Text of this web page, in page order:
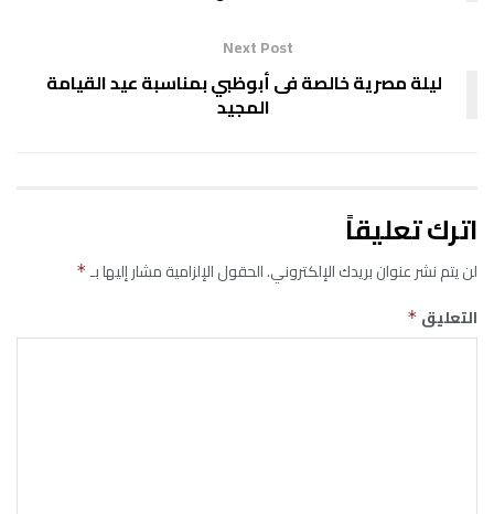
Next Post
ليلة مصرية خالصة فى أبوظبي بمناسبة عيد القيامة
المجيد
اترك تعليقاً
لن يتم نشر عنوان بريدك الإلكتروني.الحقول الإلزامية مشار إليها بـ*
التعليق *